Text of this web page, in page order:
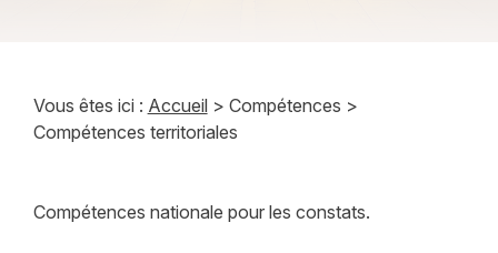
Vous êtes ici : Accueil> Compétences >
Compétences territoriales
Compétences nationale pour les constats.